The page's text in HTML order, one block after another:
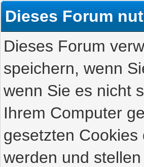
Dieses Forum
Dieses Forum
speichern, wenn
wenn Sie es nicht
Ihrem Computer
gesetzten
werden und